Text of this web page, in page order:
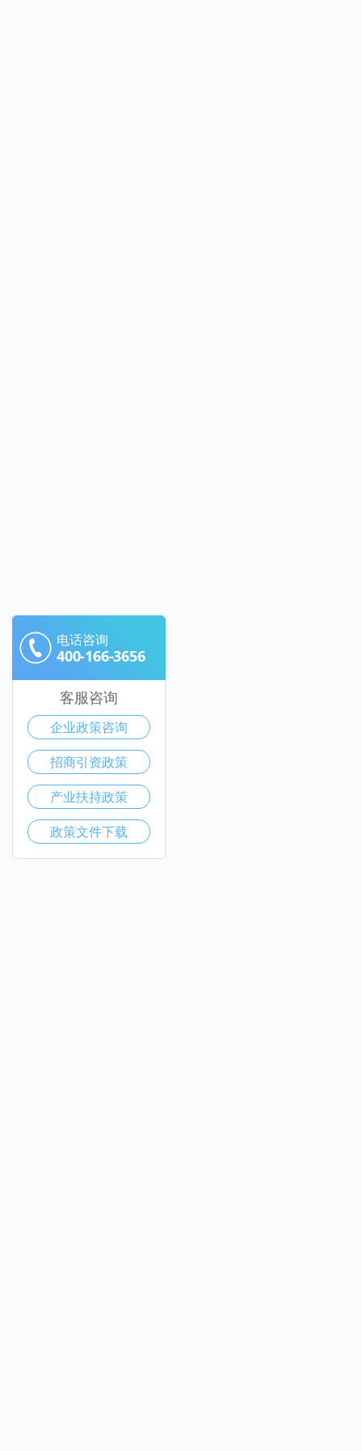
电话咨询
400-166-3656
客服咨询
企业政策咨询
招商引资政策
产业扶持政策
政策文件下载